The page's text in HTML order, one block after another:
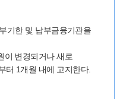
기한 및 납부금융기관을
이 변경되거나 새로
터 1개월 내에 고지한다.